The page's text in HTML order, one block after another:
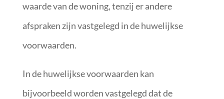
waarde van de woning, tenzij er andere
afspraken zijn vastgelegd in de huwelijkse
voorwaarden.
In de huwelijkse voorwaarden kan
bijvoorbeeld worden vastgelegd dat de